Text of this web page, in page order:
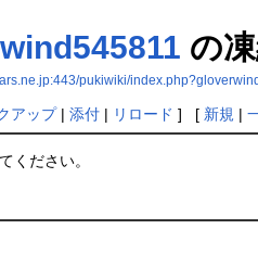
の
pukiwiki/
アップ| 添付| リロード ] [ 新規 |
ください。